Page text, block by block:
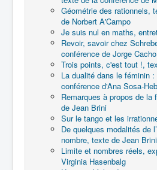
Géométrie des rationnels,
de Norbert A'Campo
Je suis nul en maths,
Revoir, savoir chez
conférence de Jorge Cacho
Trois points, c'est tout !,
La dualité dans le féminin
conférence d'Ana Sosa-
Remarques à propos de
de Jean Brini
Sur le tango et les
De quelques modalités de
nombre, texte de Jean Brini
Limite et nombres réels,
Virginia Hasenbalg